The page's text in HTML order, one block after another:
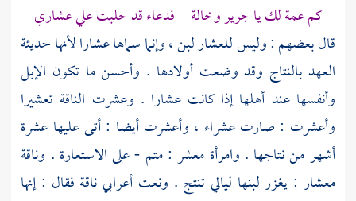
كم عمة لك ياجريروخالة فدعاء قد حلبت علي عشاري
قال بعضهم : وليس للعشار لبن ، وإنما سماها عشارا لأنها حديثة
العهد بالنتاج وقد وضعت أولادها . وأحسن ما تكون الإبل
وأنفسها عند أهلها إذا كانت عشارا . وعشرت الناقة تعشيرا
وأعشرت : صارت عشراء ، وأعشرت أيضا : أتى عليها عشرة
أشهر من نتاجها . وامرأة معشر : متم - على الاستعارة . وناقة
معشار : يغزر لبنها ليالي تنتج . ونعت أعرابي ناقة فقال : إنها